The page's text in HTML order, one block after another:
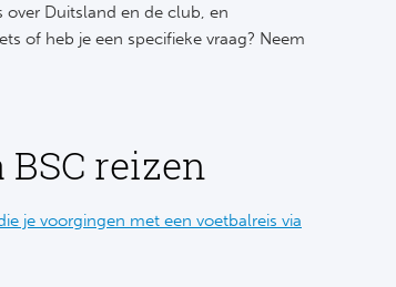
over Duitsland en de club, en
of heb je een specifieke vraag? Neem
reizen
je voorgingen met een voetbalreis via